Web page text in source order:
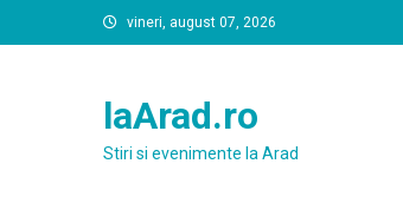
to
vineri, august 07, 2026
laArad.ro
Stiri si evenimente la Arad